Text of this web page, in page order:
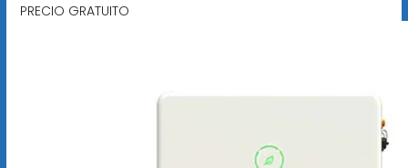
PRECIO GRATUITO